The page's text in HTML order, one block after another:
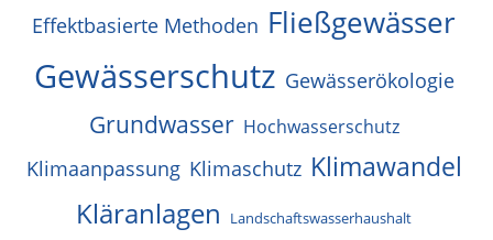
Effektbasierte Methoden Fließgewässer
Gewässerschutz Gewässerökologie
Grundwasser Hochwasserschutz
Klimaanpassung Klimaschutz Klimawandel
Kläranlagen Landschaftswasserhaushalt